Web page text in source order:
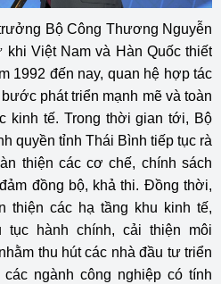
Bộ Công Thương Nguyễn
khi Việt Nam và Hàn Quốc thiết
1992 đến nay, quan hệ hợp tác
phát triển mạnh mẽ và toàn
kinh tế. Trong thời gian tới, Bộ
quyền tỉnh Thái Bình tiếp tục rà
thiện các cơ chế, chính sách
đồng bộ, khả thi. Đồng thời,
thiện các hạ tầng khu kinh tế,
hành chính, cải thiện môi
thu hút các nhà đầu tư triển
ngành công nghiệp có tính